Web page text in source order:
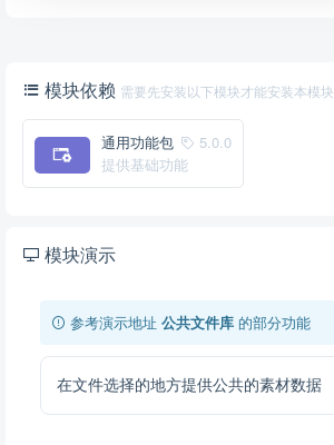
模块依赖 需要先安装以下模块才能安装本模块
5.0.0
通用功能包
提供基础功能
模块演示
参考演示地址 公共文件库 的部分功能
在文件选择的地方提供公共的素材数据